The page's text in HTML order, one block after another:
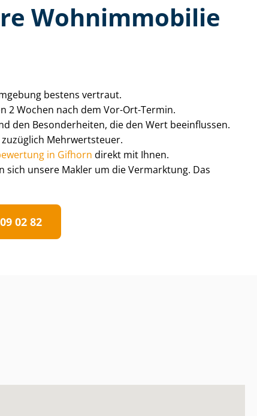
Wohnimmobilie
bestens vertraut.
2 Wochen nach dem Vor-Ort-Termin.
den Besonderheiten, die den Wert beeinflussen.
Mehrwertsteuer.
in Gifhorn direkt mit Ihnen.
unsere Makler um die Vermarktung. Das
02 82